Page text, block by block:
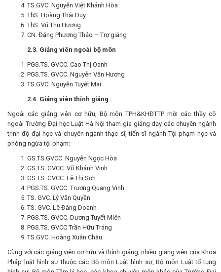
TS.GVC. Nguyễn Việt Khánh Hòa
ThS. Hoàng Thái Duy
ThS. Vũ Thu Hương
CN. Đặng Phương Thảo – Trợ giảng
2.3. Giảng viên ngoài bộ môn
PGS.TS. GVCC. Cao Thị Oanh
PGS.TS. GVCC. Nguyễn Văn Hương
TS.GVC. Nguyễn Tuyết Mai
2.4. Giảng viên thỉnh giảng
Ngoài các giảng viên cơ hữu, Bộ môn TPH&KHĐTTP mời các thầy cô
ngoài Trường Đại học Luật Hà Nội tham gia giảng dạy các chuyên ngành
trình độ đại học và chuyên ngành thạc sĩ, tiến sĩ ngành Tội phạm học và
phòng ngừa tội phạm:
GS.TS.GVCC. Nguyễn Ngọc Hòa
GS.TS. GVCC. Võ Khánh Vinh
GS.TS. GVCC. Lê Thị Sơn
PGS.TS. GVCC. Trương Quang Vinh
TS. GVC. Lý Văn Quyền
TS. GVC. Lê Đăng Doanh
PGS.TS. GVCC. Dương Tuyết Miên
PGS.TS. GVCC.Trần Hữu Tráng
TS.GVC. Hoàng Xuân Châu
Cùng với các giảng viên cơ hữu và thỉnh giảng, nhiều giảng viên của Khoa
Pháp luật hình sự thuộc các Bộ môn Luật hình sự, Bộ môn Luật tố tụng